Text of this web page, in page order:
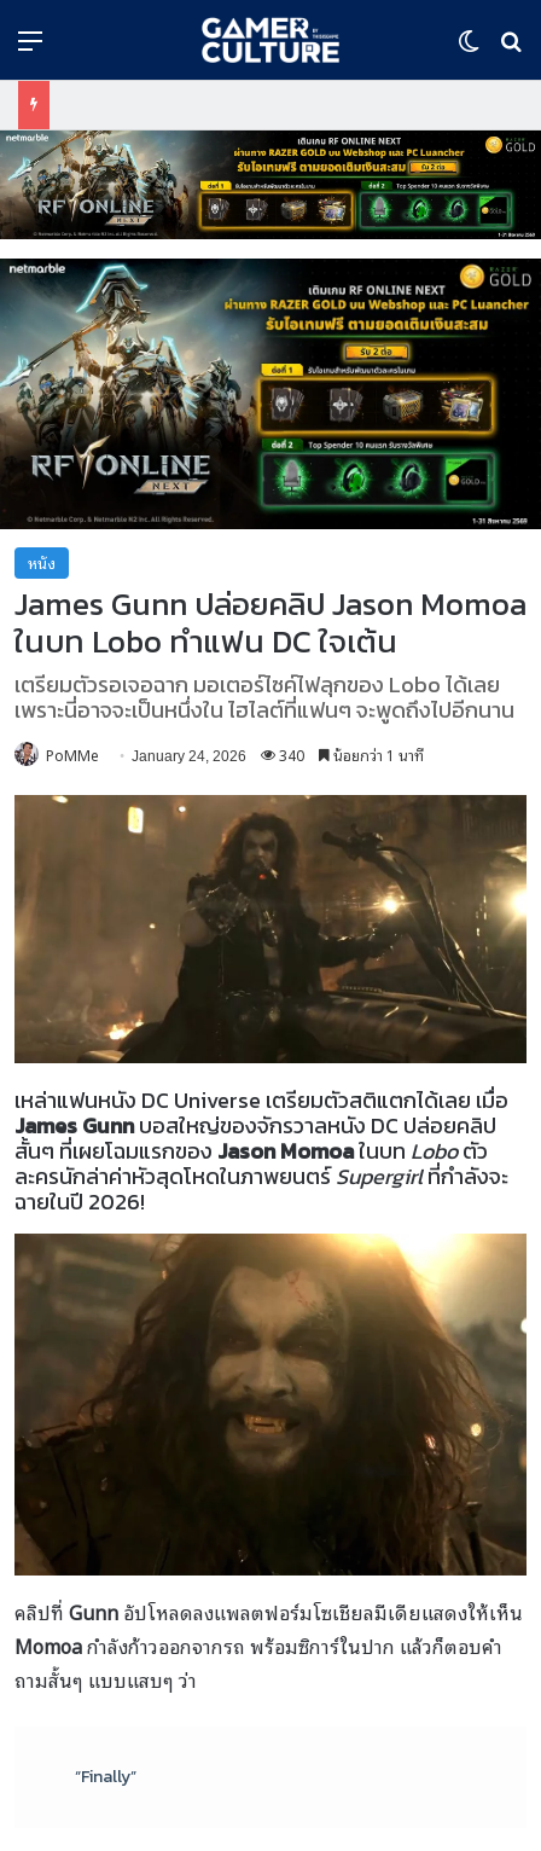
Menu
หนัง
James Gunn ปล่อยคลิป Jason Momoa
ในบท Lobo ทำแฟน DC ใจเต้น
เตรียมตัวรอเจอฉาก มอเตอร์ไซค์ไฟลุกของ Lobo ได้เลย
เพราะนี่อาจจะเป็นหนึ่งใน ไฮไลต์ที่แฟนๆ จะพูดถึงไปอีกนาน
PoMMe January 24, 2026 340 น้อยกว่า 1 นาที
เหล่าแฟนหนัง DC Universe เตรียมตัวสติแตกได้เลย เมื่อ
James Gunnบอสใหญ่ของจักรวาลหนัง DC ปล่อยคลิป
สั้นๆ ที่เผยโฉมแรกของ Jason Momoaในบท Loboตัว
ละครนักล่าค่าหัวสุดโหดในภาพยนตร์Supergirlที่กำลังจะ
ฉายในปี 2026!
คลิปที่Gunnอัปโหลดลงแพลตฟอร์มโซเชียลมีเดียแสดงให้เห็น
Momoaกำลังก้าวออกจากรถ พร้อมซิการ์ในปาก แล้วก็ตอบคำ
ถามสั้นๆ แบบแสบๆ ว่า
“Finally”